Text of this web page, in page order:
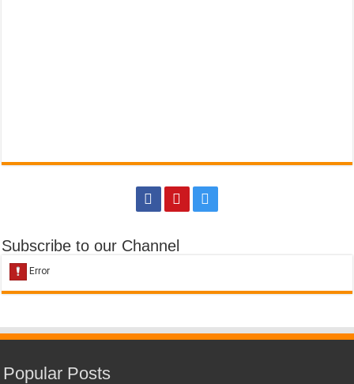
Subscribe to our Channel
Popular Posts